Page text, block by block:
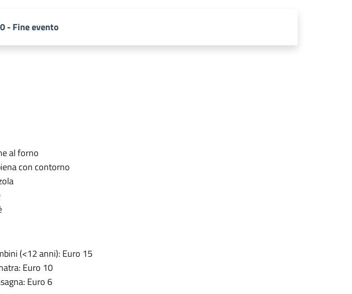
- Fine evento
al forno
con contorno
(<12 anni): Euro 15
Euro 10
Euro 6